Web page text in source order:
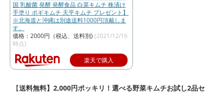
国 乳酸菌 発酵 発酵食品 白菜キムチ 株漬け
手塗り ポギキムチ 天平キムチ プレゼント】
※北海道と沖縄は別途送料1000円頂戴しま
す。
価格：2000円（税込、送料別) (2021/12/16
時点)
楽天で購入
【送料無料】2,000円ポッキリ！選べる野菜キムチお試し2品セ